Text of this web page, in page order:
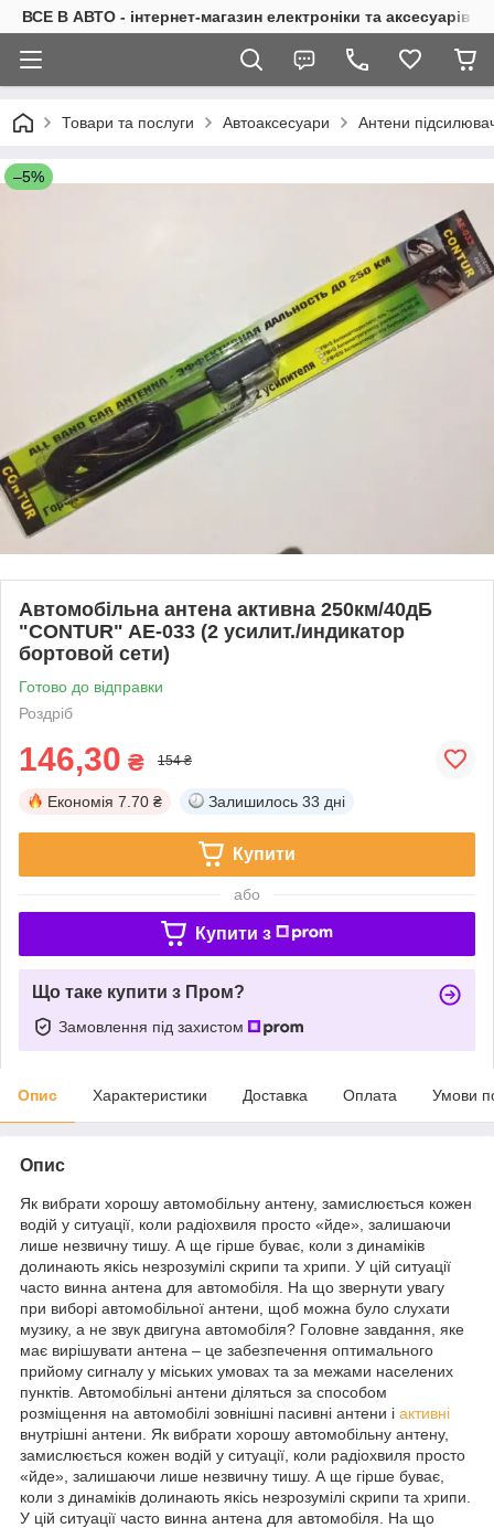
ВСЕ В АВТО - інтернет-магазин електроніки та аксесуарів в
Товари та послуги Автоаксесуари Антени
–5%
Автомобільна антена активна 250км/40дБ
"CONTUR" AE-033 (2 усилит./индикатор
бортовой сети)
Готово до відправки
Роздріб
146,30 ₴ 154 ₴
Економія 7.70 ₴ Залишилось 33 дні
Купити
або
Купити з
Що таке купити з Пром?
Замовлення під захистом
Опис Характеристики Доставка Оплата Умови
Опис
Як вибрати хорошу автомобільну антену, замислюється кожен
водій у ситуації, коли радіохвиля просто «йде», залишаючи
лише незвичну тишу. А ще гірше буває, коли з динаміків
долинають якісь незрозумілі скрипи та хрипи. У цій ситуації
часто винна антена для автомобіля. На що звернути увагу
при виборі автомобільної антени, щоб можна було слухати
музику, а не звук двигуна автомобіля? Головне завдання, яке
має вирішувати антена – це забезпечення оптимального
прийому сигналу у міських умовах та за межами населених
пунктів. Автомобільні антени діляться за способом
розміщення на автомобілі зовнішні пасивні антени і активні
внутрішні антени. Як вибрати хорошу автомобільну антену,
замислюється кожен водій у ситуації, коли радіохвиля просто
«йде», залишаючи лише незвичну тишу. А ще гірше буває,
коли з динаміків долинають якісь незрозумілі скрипи та хрипи.
У цій ситуації часто винна антена для автомобіля. На що